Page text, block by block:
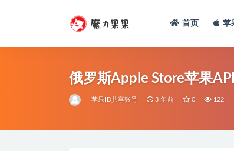
首页 苹
俄罗斯Apple Store苹果
苹果ID共享账号 3 年前 0 122